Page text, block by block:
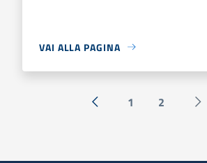
VAI ALLA PAGINA
« Precedente
1 2